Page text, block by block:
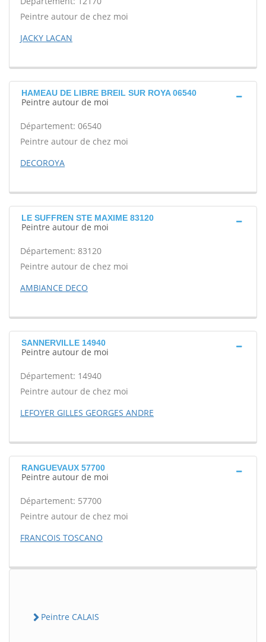
Peintre autour de chez moi
JACKY LACAN
HAMEAU DE LIBRE BREIL SUR ROYA 06540
Peintre autour de moi
Département: 06540
Peintre autour de chez moi
DECOROYA
LE SUFFREN STE MAXIME 83120
Peintre autour de moi
Département: 83120
Peintre autour de chez moi
AMBIANCE DECO
SANNERVILLE 14940
Peintre autour de moi
Département: 14940
Peintre autour de chez moi
LEFOYER GILLES GEORGES ANDRE
RANGUEVAUX 57700
Peintre autour de moi
Département: 57700
Peintre autour de chez moi
FRANCOIS TOSCANO
Peintre CALAIS